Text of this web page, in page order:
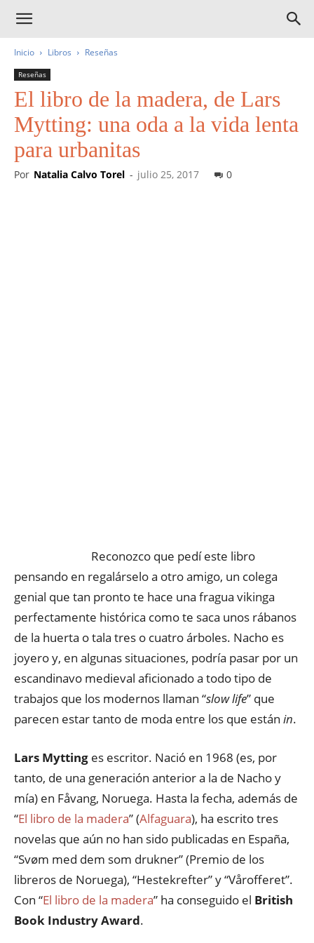
Inicio Libros Reseñas
Reseñas
El libro de la madera, de Lars
Mytting: una oda a la vida lenta
para urbanitas
Por Natalia Calvo Torel - julio 25, 2017 0
Reconozco que pedí este libro
pensando en regalárselo a otro amigo, un colega
genial que tan pronto te hace una fragua vikinga
perfectamente histórica como te saca unos rábanos
de la huerta o tala tres o cuatro árboles. Nacho es
joyero y, en algunas situaciones, podría pasar por un
escandinavo medieval aficionado a todo tipo de
trabajos que los modernos llaman “slow life” que
parecen estar tanto de moda entre los que están in.
Lars Mytting es escritor. Nació en 1968 (es, por
tanto, de una generación anterior a la de Nacho y
mía) en Fåvang, Noruega. Hasta la fecha, además de
“El libro de la madera” (Alfaguara), ha escrito tres
novelas que aún no han sido publicadas en España,
“Svøm med dem som drukner” (Premio de los
libreros de Noruega), “Hestekrefter” y “Vårofferet”.
Con “El libro de la madera” ha conseguido el British
Book Industry Award.